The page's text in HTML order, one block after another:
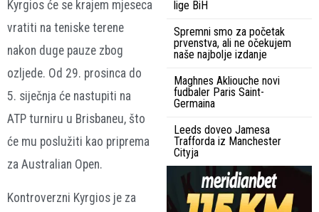
Kyrgios će se krajem mjeseca
vratiti na teniske terene
nakon duge pauze zbog
ozljede. Od 29. prosinca do
5. siječnja će nastupiti na
ATP turniru u Brisbaneu, što
će mu poslužiti kao priprema
za Australian Open.
Kontroverzni Kyrgios je za
lige BiH
Spremni smo za početak
prvenstva, ali ne očekujem
naše najbolje izdanje
Maghnes Akliouche novi
fudbaler Paris Saint-
Germaina
Leeds doveo Jamesa
Trafforda iz Manchester
Cityja